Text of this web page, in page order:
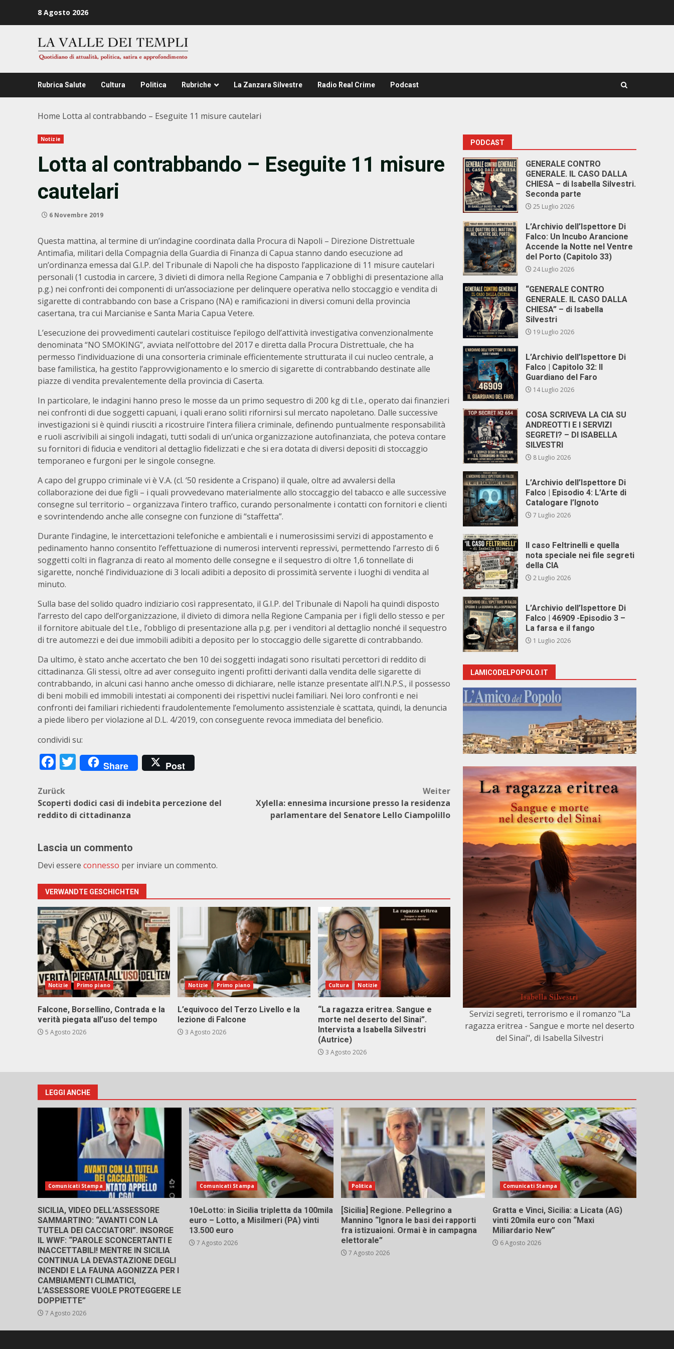
8 Agosto 2026
Rubrica Salute Cultura Politica Rubriche La Zanzara Silvestre Radio Real Crime Podcast
Home Lotta al contrabbando – Eseguite 11 misure cautelari
Notizie
Lotta al contrabbando – Eseguite 11 misure
cautelari
6 Novembre 2019
Questa mattina, al termine di un’indagine coordinata dalla Procura di Napoli – Direzione Distrettuale
Antimafia, militari della Compagnia della Guardia di Finanza di Capua stanno dando esecuzione ad
un’ordinanza emessa dal G.I.P. del Tribunale di Napoli che ha disposto l’applicazione di 11 misure cautelari
personali (1 custodia in carcere, 3 divieti di dimora nella Regione Campania e 7 obblighi di presentazione alla
p.g.) nei confronti dei componenti di un’associazione per delinquere operativa nello stoccaggio e vendita di
sigarette di contrabbando con base a Crispano (NA) e ramificazioni in diversi comuni della provincia
casertana, tra cui Marcianise e Santa Maria Capua Vetere.
L’esecuzione dei provvedimenti cautelari costituisce l’epilogo dell’attività investigativa convenzionalmente
denominata “NO SMOKING”, avviata nell’ottobre del 2017 e diretta dalla Procura Distrettuale, che ha
permesso l’individuazione di una consorteria criminale efficientemente strutturata il cui nucleo centrale, a
base familistica, ha gestito l’approvvigionamento e lo smercio di sigarette di contrabbando destinate alle
piazze di vendita prevalentemente della provincia di Caserta.
In particolare, le indagini hanno preso le mosse da un primo sequestro di 200 kg di t.l.e., operato dai finanzieri
nei confronti di due soggetti capuani, i quali erano soliti rifornirsi sul mercato napoletano. Dalle successive
investigazioni si è quindi riusciti a ricostruire l’intera filiera criminale, definendo puntualmente responsabilità
e ruoli ascrivibili ai singoli indagati, tutti sodali di un’unica organizzazione autofinanziata, che poteva contare
su fornitori di fiducia e venditori al dettaglio fidelizzati e che si era dotata di diversi depositi di stoccaggio
temporaneo e furgoni per le singole consegne.
A capo del gruppo criminale vi è V.A. (cl. ‘50 residente a Crispano) il quale, oltre ad avvalersi della
collaborazione dei due figli – i quali provvedevano materialmente allo stoccaggio del tabacco e alle successive
consegne sul territorio – organizzava l’intero traffico, curando personalmente i contatti con fornitori e clienti
e sovrintendendo anche alle consegne con funzione di “staffetta”.
Durante l’indagine, le intercettazioni telefoniche e ambientali e i numerosissimi servizi di appostamento e
pedinamento hanno consentito l’effettuazione di numerosi interventi repressivi, permettendo l’arresto di 6
soggetti colti in flagranza di reato al momento delle consegne e il sequestro di oltre 1,6 tonnellate di
sigarette, nonché l’individuazione di 3 locali adibiti a deposito di prossimità servente i luoghi di vendita al
minuto.
Sulla base del solido quadro indiziario così rappresentato, il G.I.P. del Tribunale di Napoli ha quindi disposto
l’arresto del capo dell’organizzazione, il divieto di dimora nella Regione Campania per i figli dello stesso e per
il fornitore abituale del t.l.e., l’obbligo di presentazione alla p.g. per i venditori al dettaglio nonché il sequestro
di tre automezzi e dei due immobili adibiti a deposito per lo stoccaggio delle sigarette di contrabbando.
Da ultimo, è stato anche accertato che ben 10 dei soggetti indagati sono risultati percettori di reddito di
cittadinanza. Gli stessi, oltre ad aver conseguito ingenti profitti derivanti dalla vendita delle sigarette di
contrabbando, in alcuni casi hanno anche omesso di dichiarare, nelle istanze presentate all’I.N.P.S., il possesso
di beni mobili ed immobili intestati ai componenti dei rispettivi nuclei familiari. Nei loro confronti e nei
confronti dei familiari richiedenti fraudolentemente l’emolumento assistenziale è scattata, quindi, la denuncia
a piede libero per violazione al D.L. 4/2019, con conseguente revoca immediata del beneficio.
condividi su:
Facebook
Twitter
Share Post
Beitragsnavigation
Zurück
Scoperti dodici casi di indebita percezione del
reddito di cittadinanza
Weiter
Xylella: ennesima incursione presso la residenza
parlamentare del Senatore Lello Ciampolillo
Lascia un commento
Devi essere connesso per inviare un commento.
VERWANDTE GESCHICHTEN
Notizie Primo piano
Falcone, Borsellino, Contrada e la
verità piegata all’uso del tempo
5 Agosto 2026
Notizie Primo piano
L’equivoco del Terzo Livello e la
lezione di Falcone
3 Agosto 2026
Cultura Notizie
“La ragazza eritrea. Sangue e
morte nel deserto del Sinai”.
Intervista a Isabella Silvestri
(Autrice)
3 Agosto 2026
PODCAST
GENERALE CONTRO
GENERALE. IL CASO DALLA
CHIESA – di Isabella Silvestri.
Seconda parte
25 Luglio 2026
L’Archivio dell’Ispettore Di
Falco: Un Incubo Arancione
Accende la Notte nel Ventre
del Porto (Capitolo 33)
24 Luglio 2026
“GENERALE CONTRO
GENERALE. IL CASO DALLA
CHIESA” – di Isabella
Silvestri
19 Luglio 2026
L’Archivio dell’Ispettore Di
Falco | Capitolo 32: Il
Guardiano del Faro
14 Luglio 2026
COSA SCRIVEVA LA CIA SU
ANDREOTTI E I SERVIZI
SEGRETI? – DI ISABELLA
SILVESTRI
8 Luglio 2026
L’Archivio dell’Ispettore Di
Falco | Episodio 4: L’Arte di
Catalogare l’Ignoto
7 Luglio 2026
Il caso Feltrinelli e quella
nota speciale nei file segreti
della CIA
2 Luglio 2026
L’Archivio dell’Ispettore Di
Falco | 46909 -Episodio 3 –
La farsa e il fango
1 Luglio 2026
LAMICODELPOPOLO.IT
Servizi segreti, terrorismo e il romanzo "La
ragazza eritrea - Sangue e morte nel deserto
del Sinai", di Isabella Silvestri
LEGGI ANCHE
Comunicati Stampa
SICILIA, VIDEO DELL’ASSESSORE
SAMMARTINO: “AVANTI CON LA
TUTELA DEI CACCIATORI”. INSORGE
IL WWF: “PAROLE SCONCERTANTI E
INACCETTABILI! MENTRE IN SICILIA
CONTINUA LA DEVASTAZIONE DEGLI
INCENDI E LA FAUNA AGONIZZA PER I
CAMBIAMENTI CLIMATICI,
L’ASSESSORE VUOLE PROTEGGERE LE
DOPPIETTE”
7 Agosto 2026
Comunicati Stampa
10eLotto: in Sicilia tripletta da 100mila
euro – Lotto, a Misilmeri (PA) vinti
13.500 euro
7 Agosto 2026
Politica
[Sicilia] Regione. Pellegrino a
Mannino “Ignora le basi dei rapporti
fra istizuaioni. Ormai è in campagna
elettorale”
7 Agosto 2026
Comunicati Stampa
Gratta e Vinci, Sicilia: a Licata (AG)
vinti 20mila euro con “Maxi
Miliardario New”
6 Agosto 2026